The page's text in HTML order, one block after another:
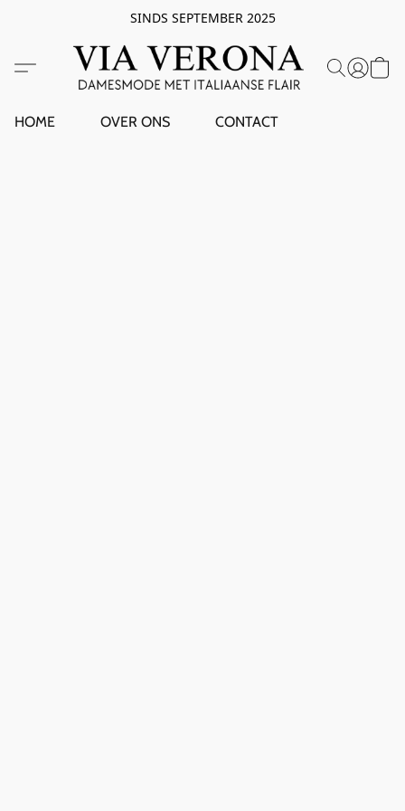
SINDS SEPTEMBER 2025
HOME OVER ONS CONTACT